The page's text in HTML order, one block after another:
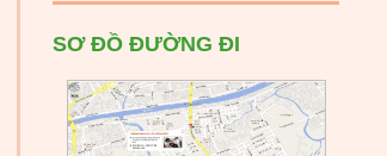
SƠ ĐỒ ĐƯỜNG ĐI